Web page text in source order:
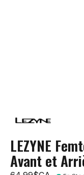
LEZYNE
Avant et